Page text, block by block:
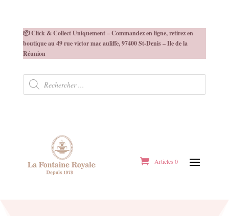
📦 Click & Collect Uniquement – Commandez en ligne, retirez en
boutique au 49 rue victor mac auliffe, 97400 St-Denis – Ile de la
Réunion
Recherche
produits
Articles 0